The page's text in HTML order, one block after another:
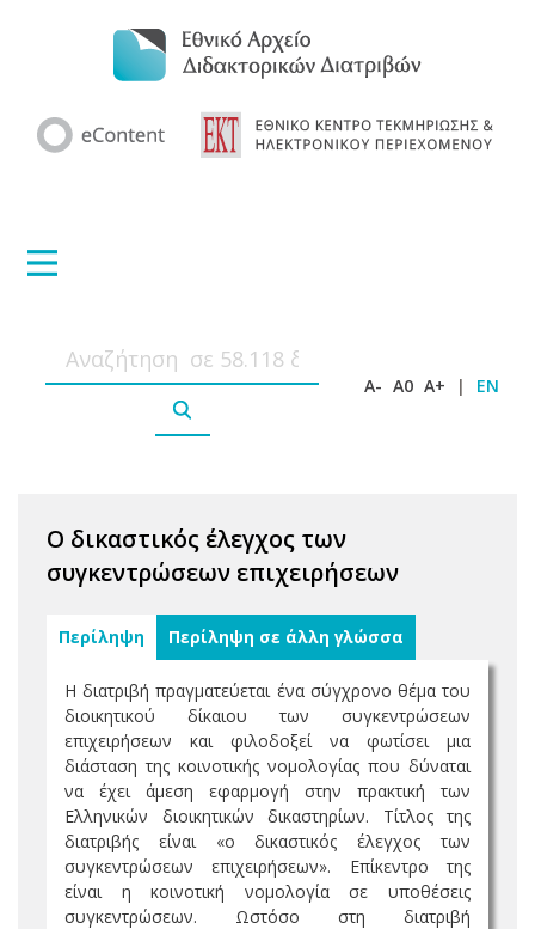
A- A0 A+ | EN
Ο δικαστικός έλεγχος των
συγκεντρώσεων επιχειρήσεων
Περίληψη Περίληψη σε άλλη γλώσσα
Η διατριβή πραγματεύεται ένα σύγχρονο θέμα του
διοικητικού δίκαιου των συγκεντρώσεων
επιχειρήσεων και φιλοδοξεί να φωτίσει μια
διάσταση της κοινοτικής νομολογίας που δύναται
να έχει άμεση εφαρμογή στην πρακτική των
Ελληνικών διοικητικών δικαστηρίων. Τίτλος της
διατριβής είναι «ο δικαστικός έλεγχος των
συγκεντρώσεων επιχειρήσεων». Επίκεντρο της
είναι η κοινοτική νομολογία σε υποθέσεις
συγκεντρώσεων. Ωστόσο στη διατριβή